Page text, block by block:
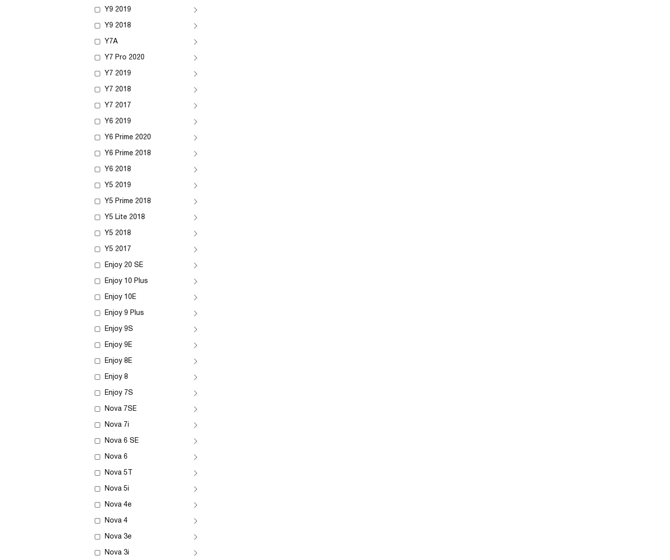
Y9 2019
Y9 2018
Y7A
Y7 Pro 2020
Y7 2019
Y7 2018
Y7 2017
Y6 2019
Y6 Prime 2020
Y6 Prime 2018
Y6 2018
Y5 2019
Y5 Prime 2018
Y5 Lite 2018
Y5 2018
Y5 2017
Enjoy 20 SE
Enjoy 10 Plus
Enjoy 10E
Enjoy 9 Plus
Enjoy 9S
Enjoy 9E
Enjoy 8E
Enjoy 8
Enjoy 7S
Nova 7SE
Nova 7i
Nova 6 SE
Nova 6
Nova 5T
Nova 5i
Nova 4e
Nova 4
Nova 3e
Nova 3i